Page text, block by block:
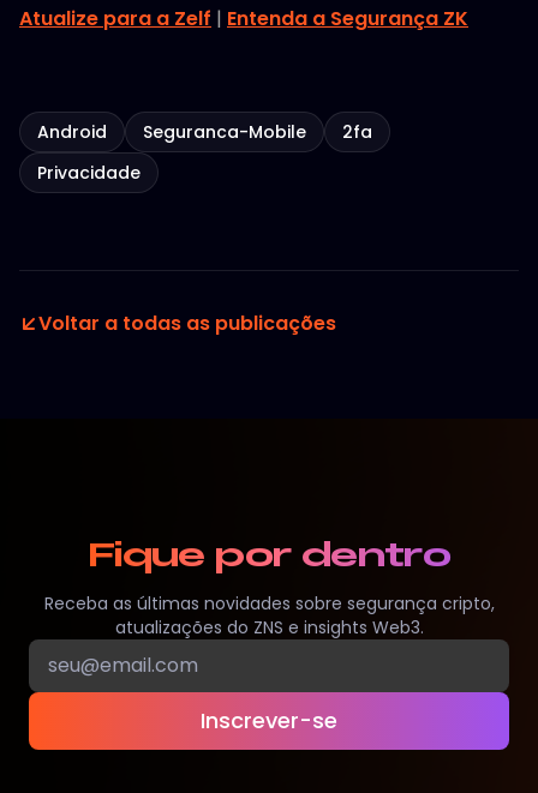
Atualize para a Zelf | Entenda a Segurança ZK
Android Seguranca-Mobile
2fa
Privacidade
Voltar a todas as publicações
Fique por dentro
Receba as últimas novidades sobre segurança cripto,
atualizações do ZNS e insights Web3.
Inscrever-se